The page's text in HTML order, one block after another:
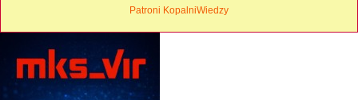
Patroni KopalniWiedzy